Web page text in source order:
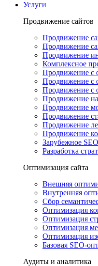
Услуги
Продвижение сайтов
Продвижение
Продвижение
Продвижение
Комплексное
Продвижение с
Продвижение с
Продвижение с
Продвижение
Продвижение
Продвижение
Продвижение
Продвижение
Зарубежное SEO
Разработка
Оптимизация сайта
Внешняя
Внутренняя
Сбор
Оптимизация
Оптимизация
Оптимизация
Оптимизация
Базовая SEO-
Аудиты и аналитика